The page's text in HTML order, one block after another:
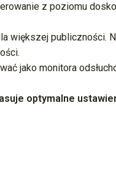
z poziomu
większej publiczności.
jako monitora
optymalne